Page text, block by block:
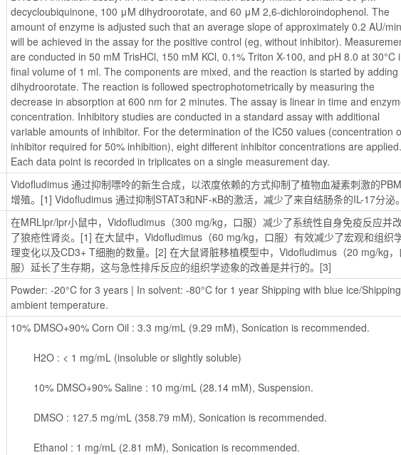
decycloubiquinone, 100 μM dihydroorotate, and 60 μM 2,6-dichloroindophenol. The
amount of enzyme is adjusted such that an average slope of approximately 0.2 AU/min
will be achieved in the assay for the positive control (eg, without inhibitor).
are conducted in 50 mM TrisHCl, 150 mM KCl, 0.1% Triton X-100, and pH 8.0 at 30°C
final volume of 1 ml. The components are mixed, and the reaction is started by adding
dihydroorotate. The reaction is followed spectrophotometrically by measuring the
decrease in absorption at 600 nm for 2 minutes. The assay is linear in time and
concentration. Inhibitory studies are conducted in a standard assay with additional
variable amounts of inhibitor. For the determination of the IC50 values (concentration
inhibitor required for 50% inhibition), eight different inhibitor concentrations are applied.
Each data point is recorded in triplicates on a single measurement day.
Vidofludimus 通过抑制嘌呤的新生合成，以浓度依赖的方式抑制了植物血凝素刺激的
增殖。[1] Vidofludimus 通过抑制STAT3和NF-κB的激活，减少了来自结肠条的IL-17分泌
在MRLlpr/lpr小鼠中，Vidofludimus（300 mg/kg，口服）减少了系统性自身免疫反应并
了狼疮性肾炎。[1] 在大鼠中，Vidofludimus（60 mg/kg，口服）有效减少了宏观和组织
理变化以及CD3+ T细胞的数量。[2] 在大鼠肾脏移植模型中，Vidofludimus（20 mg/kg，
服）延长了生存期，这与急性排斥反应的组织学迹象的改善是并行的。[3]
Powder: -20°C for 3 years | In solvent: -80°C for 1 year Shipping with blue ice/
ambient temperature.
10% DMSO+90% Corn Oil : 3.3 mg/mL (9.29 mM), Sonication is recommended.
        H2O : < 1 mg/mL (insoluble or slightly soluble)
        10% DMSO+90% Saline : 10 mg/mL (28.14 mM), Suspension.
        DMSO : 127.5 mg/mL (358.79 mM), Sonication is recommended.
        Ethanol : 1 mg/mL (2.81 mM), Sonication is recommended.